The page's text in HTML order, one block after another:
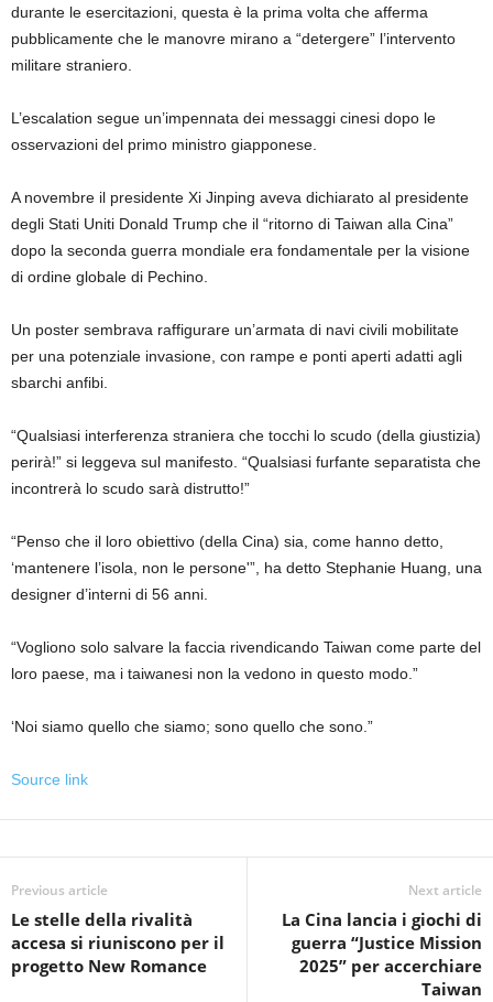
durante le esercitazioni, questa è la prima volta che afferma
pubblicamente che le manovre mirano a “detergere” l’intervento
militare straniero.
L’escalation segue un’impennata dei messaggi cinesi dopo le
osservazioni del primo ministro giapponese.
A novembre il presidente Xi Jinping aveva dichiarato al presidente
degli Stati Uniti Donald Trump che il “ritorno di Taiwan alla Cina”
dopo la seconda guerra mondiale era fondamentale per la visione
di ordine globale di Pechino.
Un poster sembrava raffigurare un’armata di navi civili mobilitate
per una potenziale invasione, con rampe e ponti aperti adatti agli
sbarchi anfibi.
“Qualsiasi interferenza straniera che tocchi lo scudo (della giustizia)
perirà!” si leggeva sul manifesto. “Qualsiasi furfante separatista che
incontrerà lo scudo sarà distrutto!”
“Penso che il loro obiettivo (della Cina) sia, come hanno detto,
‘mantenere l’isola, non le persone'”, ha detto Stephanie Huang, una
designer d’interni di 56 anni.
“Vogliono solo salvare la faccia rivendicando Taiwan come parte del
loro paese, ma i taiwanesi non la vedono in questo modo.”
‘Noi siamo quello che siamo; sono quello che sono.”
Source link
Previous article
Le stelle della rivalità
accesa si riuniscono per il
progetto New Romance
Next article
La Cina lancia i giochi di
guerra “Justice Mission
2025” per accerchiare
Taiwan